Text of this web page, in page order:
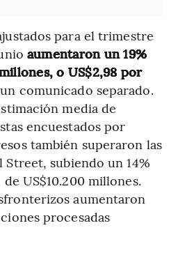
para el trimestre
aumentaron un 19%
o US$2,98 por
comunicado separado.
media de
encuestados por
también superaron las
Street, subiendo un 14%
US$10.200 millones.
aumentaron
procesadas